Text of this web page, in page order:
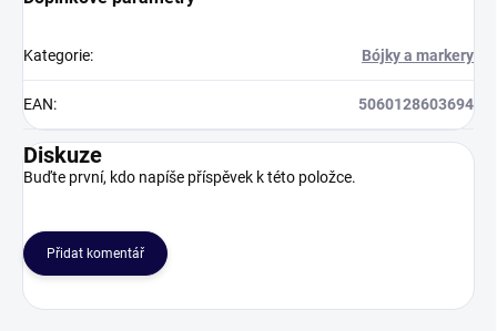
Kategorie: Bójky a markery
EAN: 5060128603694
Diskuze
Buďte první, kdo napíše příspěvek k této položce.
Přidat komentář